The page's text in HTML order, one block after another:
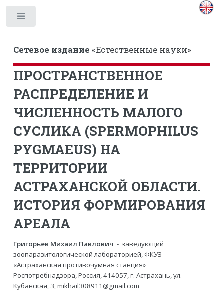
Сетевое издание «Естественные науки»
ПРОСТРАНСТВЕННОЕ
РАСПРЕДЕЛЕНИЕ И
ЧИСЛЕННОСТЬ МАЛОГО
СУСЛИКА (SPERMOPHILUS
PYGMAEUS) НА
ТЕРРИТОРИИ
АСТРАХАНСКОЙ ОБЛАСТИ.
ИСТОРИЯ ФОРМИРОВАНИЯ
АРЕАЛА
Григорьев Михаил Павлович - заведующий
зоопаразитологической лабораторией, ФКУЗ
«Астраханская противочумная станция»
Роспотребнадзора, Россия, 414057, г. Астрахань, ул.
Кубанская, 3, mikhail308911@gmail.com